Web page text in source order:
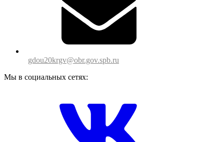
gdou20krgv@obr.gov.spb.ru
Мы в социальных сетях: